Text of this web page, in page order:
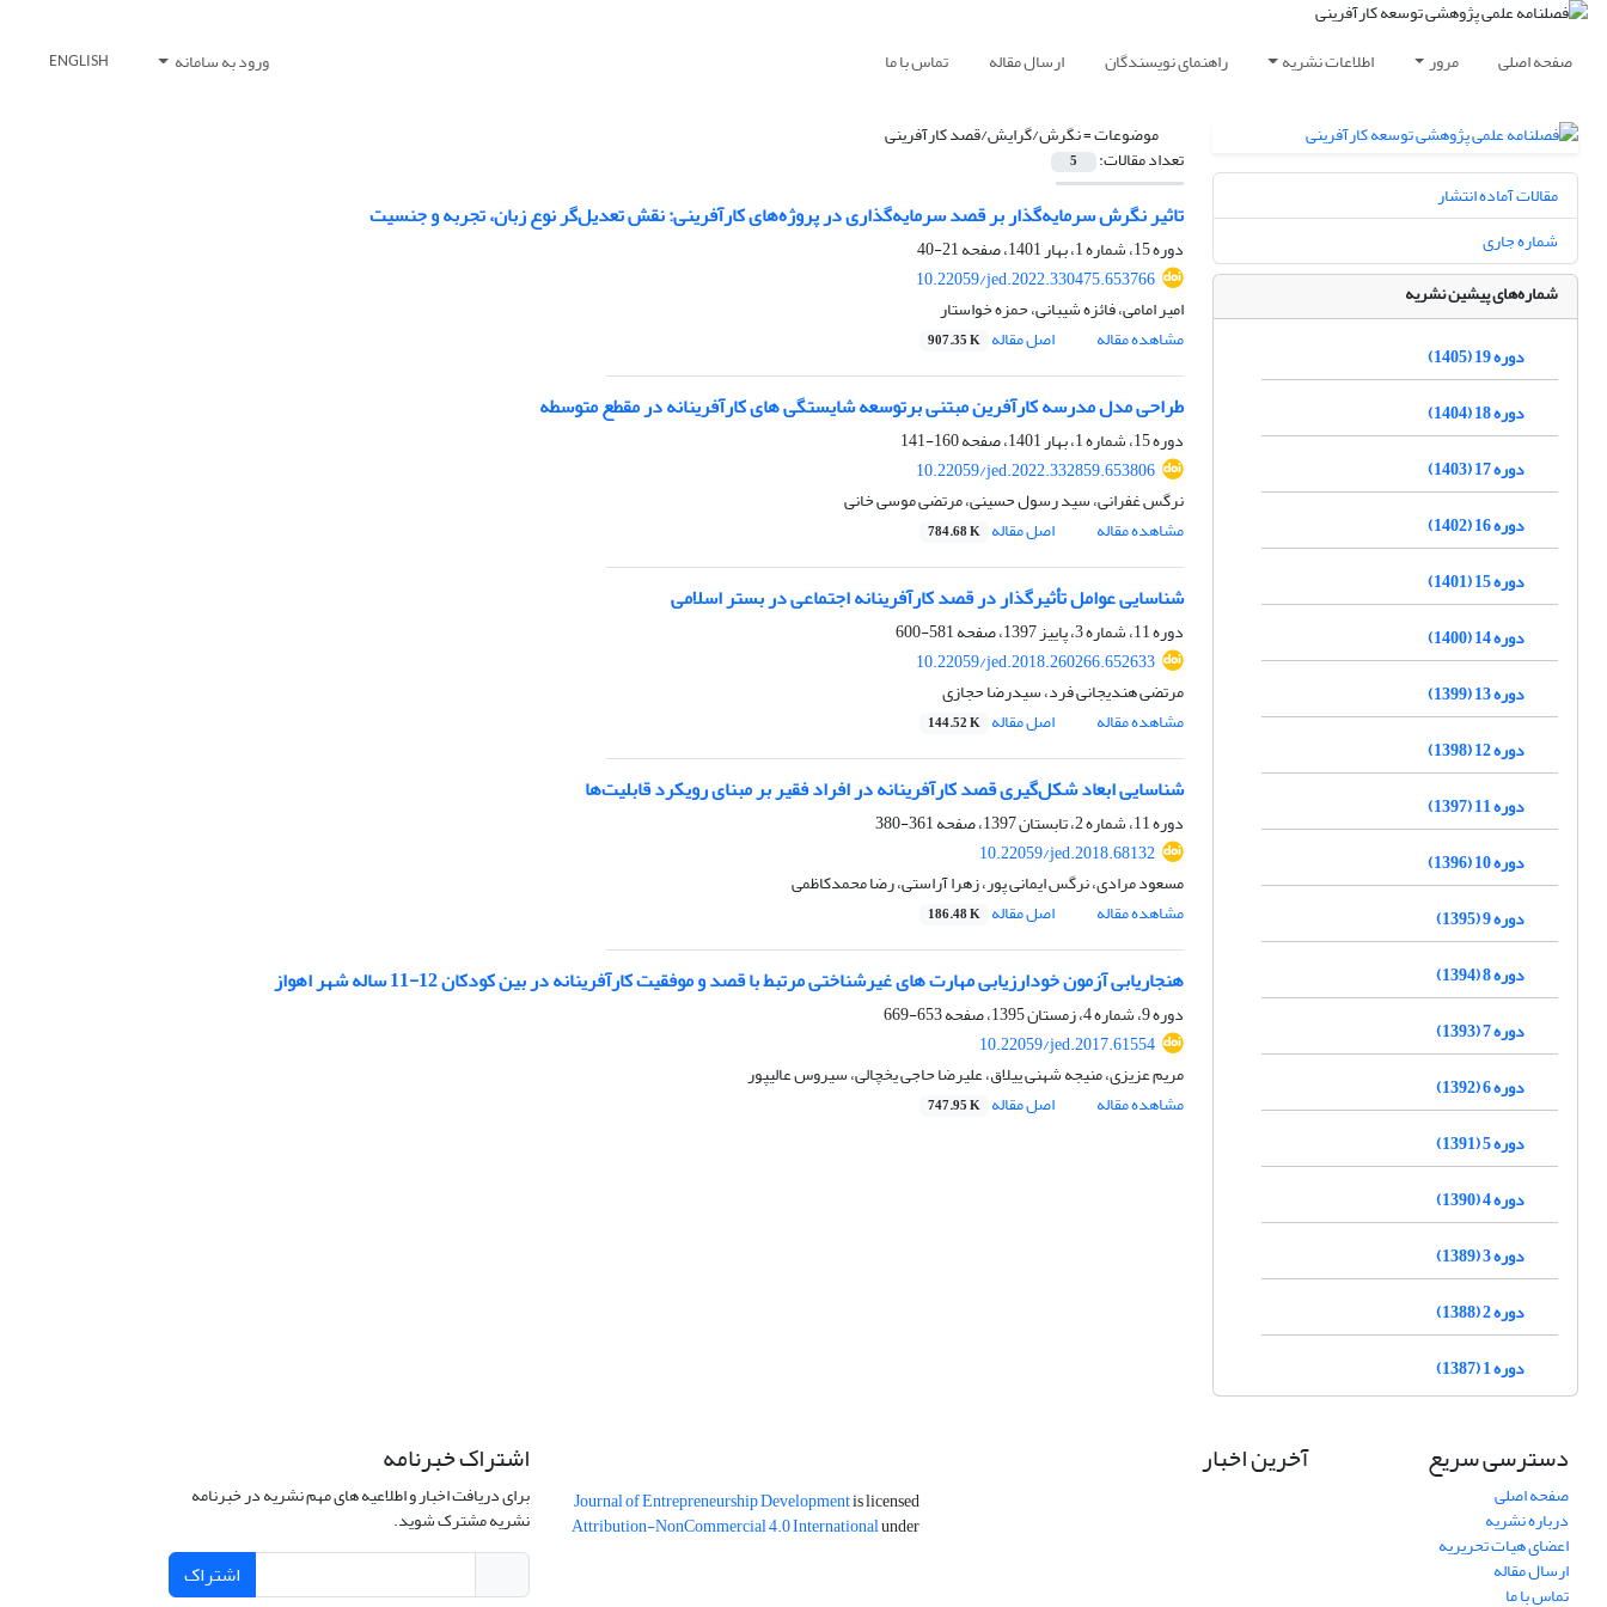
صفحه اصلی مرور اطلاعات نشریه راهنمای نویسندگان ارسال مقاله تماس با ما ورود به سامانه ENGLISH
موضوعات =نگرش/گرایش/قصد کارآفرینی
تعداد مقالات: 5
تاثیر نگرش سرمایه‌گذار بر قصد سرمایه‌گذاری در پروژه‌های کارآفرینی: نقش تعدیل‌گر نوع زبان، تجربه و جنسیت
دوره 15، شماره 1، بهار 1401، صفحه
21-40
10.22059/jed.2022.330475.653766
امیر امامی، فائزه شیبانی، حمزه خواستار
مشاهده مقاله
اصل مقاله 907.35 K
طراحی مدل مدرسه کارآفرین مبتنی برتوسعه شایستگی های کارآفرینانه در مقطع متوسطه
دوره 15، شماره 1، بهار 1401، صفحه
160-141
10.22059/jed.2022.332859.653806
نرگس غفرانی، سید رسول حسینی، مرتضی موسی خانی
مشاهده مقاله
اصل مقاله 784.68 K
شناسایی عوامل تأثیرگذار در قصد کارآفرینانه اجتماعی در بستر اسلامی
دوره 11، شماره 3، پاییز 1397، صفحه
581-600
10.22059/jed.2018.260266.652633
مرتضی هندیجانی فرد، سیدرضا حجازی
مشاهده مقاله
اصل مقاله 144.52 K
شناسایی ابعاد شکل‌گیری قصد کارآفرینانه در افراد فقیر بر مبنای رویکرد قابلیت‌ها
دوره 11، شماره 2، تابستان 1397، صفحه
361-380
10.22059/jed.2018.68132
مسعود مرادی، نرگس ایمانی پور، زهرا آراستی، رضا محمدکاظمی
مشاهده مقاله
اصل مقاله 186.48 K
هنجاریابی آزمون خودارزیابی مهارت های غیرشناختی مرتبط با قصد و موفقیت کارآفرینانه در بین کودکان 12-11 ساله شهر اهواز
دوره 9، شماره 4، زمستان 1395، صفحه
653-669
10.22059/jed.2017.61554
مریم عزیزی، منیجه شهنی ییلاق، علیرضا حاجی یخچالی، سیروس عالیپور
مشاهده مقاله
اصل مقاله 747.95 K
مقالات آماده انتشار
شماره جاری
شماره‌های پیشین نشریه
دوره 19 (1405)
دوره 18 (1404)
دوره 17 (1403)
دوره 16 (1402)
دوره 15 (1401)
دوره 14 (1400)
دوره 13 (1399)
دوره 12 (1398)
دوره 11 (1397)
دوره 10 (1396)
دوره 9 (1395)
دوره 8 (1394)
دوره 7 (1393)
دوره 6 (1392)
دوره 5 (1391)
دوره 4 (1390)
دوره 3 (1389)
دوره 2 (1388)
دوره 1 (1387)
دسترسی سریع
صفحه اصلی
درباره نشریه
اعضای هیات تحریریه
ارسال مقاله
تماس با ما
آخرین اخبار
Journal of Entrepreneurship Developmentis licensed
under
Attribution-NonCommercial 4.0 International
اشتراک خبرنامه
برای دریافت اخبار و اطلاعیه های مهم نشریه در خبرنامه
نشریه مشترک شوید.
اشتراک